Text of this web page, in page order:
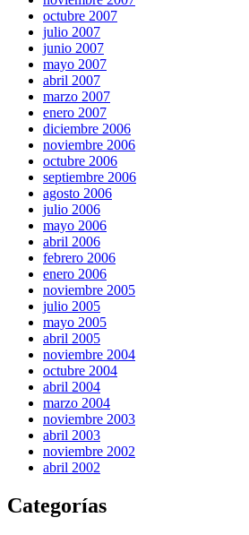
octubre 2007
julio 2007
junio 2007
mayo 2007
abril 2007
marzo 2007
enero 2007
diciembre 2006
noviembre 2006
octubre 2006
septiembre 2006
agosto 2006
julio 2006
mayo 2006
abril 2006
febrero 2006
enero 2006
noviembre 2005
julio 2005
mayo 2005
abril 2005
noviembre 2004
octubre 2004
abril 2004
marzo 2004
noviembre 2003
abril 2003
noviembre 2002
abril 2002
Categorías